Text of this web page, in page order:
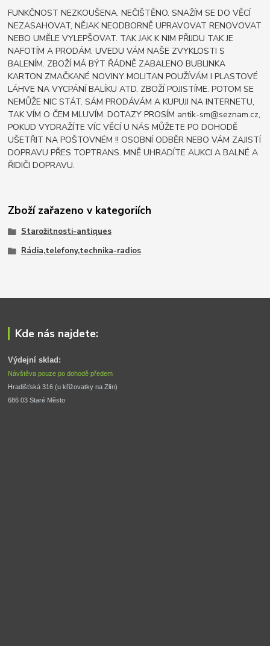
FUNKČNOST NEZKOUŠENA. NEČIŠTĚNO. SNAŽÍM SE DO VĚCÍ
NEZASAHOVAT, NĚJAK NEODBORNĚ UPRAVOVAT RENOVOVAT
NEBO UMĚLE VYLEPŠOVAT. TAK JAK K NIM PŘIJDU TAK JE
NAFOTÍM A PRODÁM. UVEDU VÁM NAŠE ZVYKLOSTI S
BALENÍM. ZBOŽÍ MÁ BÝT ŘÁDNĚ ZABALENO BUBLINKA
KARTON ZMAČKANÉ NOVINY MOLITAN POUŽÍVÁM I PLASTOVÉ
LÁHVE NA VYCPÁNÍ BALÍKU ATD. ZBOŽÍ POJISTÍME. POTOM SE
NEMŮŽE NIC STÁT. SÁM PRODÁVÁM A KUPUJI NA INTERNETU,
TAK VÍM O ČEM MLUVÍM. DOTAZY PROSÍM antik-sm@seznam.cz,
POKUD VYDRAŽÍTE VÍC VĚCÍ U NÁS MŮŽETE PO DOHODĚ
UŠETŘIT NA POŠTOVNÉM !! OSOBNÍ ODBĚR NEBO VÁM ZAJISTÍ
DOPRAVU PŘES TOPTRANS. MNĚ UHRADÍTE AUKCI A BALNÉ A
ŘIDIČI DOPRAVU.
Zboží zařazeno v kategoriích
Starožitnosti-antiques
Rádia,telefony,technika-radios
Kde nás najdete:
Výdejní sklad:
Návštěva pouze po dohodě předem
Hradišťská 316 (u křižovatky na Zlín)
686 03 Staré Město